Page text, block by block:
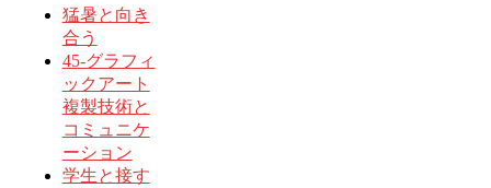
猛暑と向き
合う
45-グラフィ
ックアート
複製技術と
コミュニケ
ーション
学生と接す